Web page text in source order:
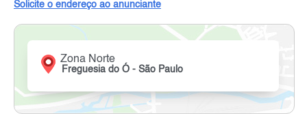
Solicite o endereço ao anunciante
Zona Norte
Freguesia do Ó - São Paulo